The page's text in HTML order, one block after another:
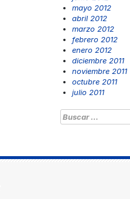
mayo 2012
abril 2012
marzo 2012
febrero 2012
enero 2012
diciembre 2011
noviembre 2011
octubre 2011
julio 2011
Buscar: